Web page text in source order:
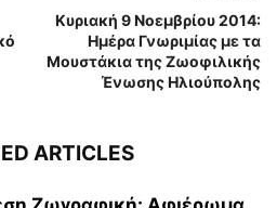
Κυριακή 9 Νοεμβρίου 2014:
Ημέρα Γνωριμίας με τα
Μουστάκια της Ζωοφιλικής
Ένωσης Ηλιούπολης
ARTICLES